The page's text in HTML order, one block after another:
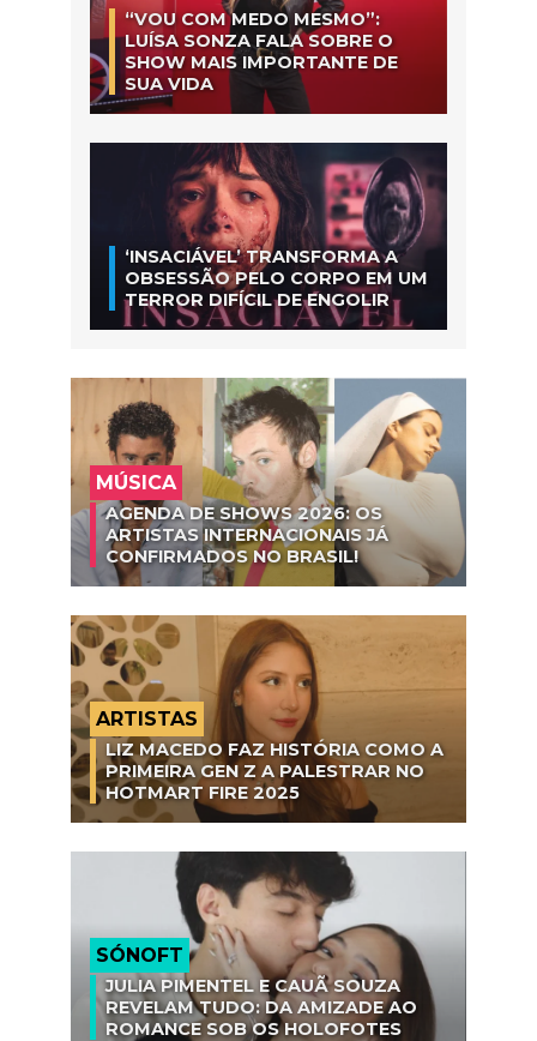
“VOU COM MEDO MESMO”:
LUÍSA SONZA FALA SOBRE O
SHOW MAIS IMPORTANTE DE
SUA VIDA
‘INSACIÁVEL’ TRANSFORMA A
OBSESSÃO PELO CORPO EM UM
TERROR DIFÍCIL DE ENGOLIR
MÚSICA
AGENDA DE SHOWS 2026: OS
ARTISTAS INTERNACIONAIS JÁ
CONFIRMADOS NO BRASIL!
ARTISTAS
LIZ MACEDO FAZ HISTÓRIA COMO A
PRIMEIRA GEN Z A PALESTRAR NO
HOTMART FIRE 2025
SÓNOFT
JULIA PIMENTEL E CAUÃ SOUZA
REVELAM TUDO: DA AMIZADE AO
ROMANCE SOB OS HOLOFOTES